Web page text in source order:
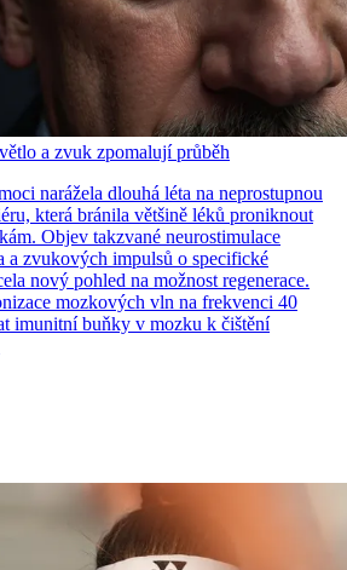
a zvuk zpomalují průběh
narážela dlouhá léta na neprostupnou
která bránila většině léků proniknout
Objev takzvané neurostimulace
a zvukových impulsů o specifické
nový pohled na možnost regenerace.
mozkových vln na frekvenci 40
imunitní buňky v mozku k čištění